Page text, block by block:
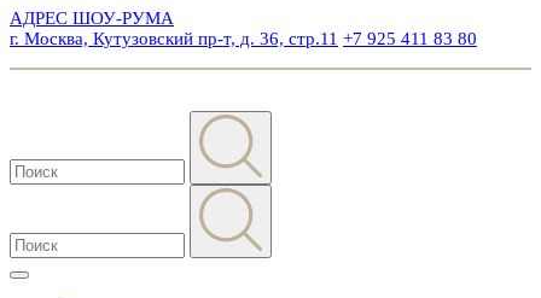
АДРЕС ШОУ-РУМА
г. Москва, Кутузовский пр-т, д. 36, стр.11 +7 925 411 83 80